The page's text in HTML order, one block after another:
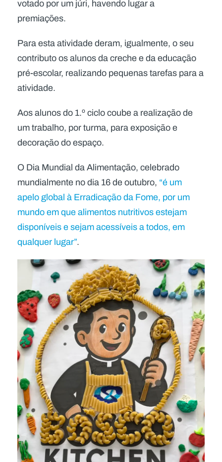
votado por um júri, havendo lugar a
premiações.
Para esta atividade deram, igualmente, o seu
contributo os alunos da creche e da educação
pré-escolar, realizando pequenas tarefas para a
atividade.
Aos alunos do 1.º ciclo coube a realização de
um trabalho, por turma, para exposição e
decoração do espaço.
O Dia Mundial da Alimentação, celebrado
mundialmente no dia 16 de outubro, “é um
apelo global à Erradicação da Fome, por um
mundo em que alimentos nutritivos estejam
disponíveis e sejam acessíveis a todos, em
qualquer lugar”.